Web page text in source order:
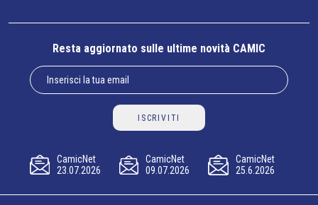
Resta aggiornato sulle ultime novità CAMIC
ISCRIVITI
CamicNet
23.07.2026
CamicNet
09.07.2026
CamicNet
25.6.2026